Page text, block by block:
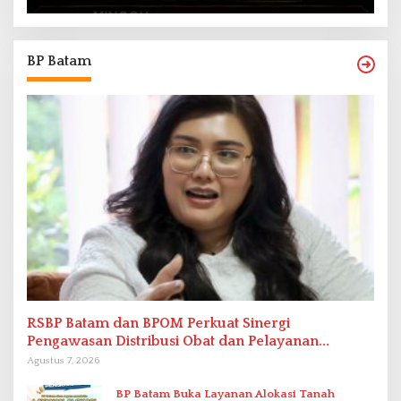
BP Batam
RSBP Batam dan BPOM Perkuat Sinergi
Pengawasan Distribusi Obat dan Pelayanan
Kefarmasian
Agustus 7, 2026
BP Batam Buka Layanan Alokasi Tanah